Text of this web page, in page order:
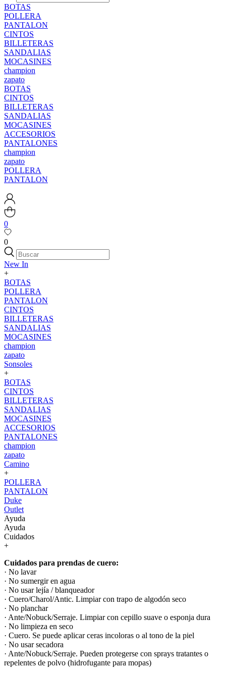
BOTAS
POLLERA
PANTALON
CINTOS
BILLETERAS
SANDALIAS
MOCASINES
champion
zapato
BOTAS
CINTOS
BILLETERAS
SANDALIAS
MOCASINES
ACCESORIOS
PANTALONES
champion
zapato
POLLERA
PANTALON
0
0
New In
+
BOTAS
POLLERA
PANTALON
CINTOS
BILLETERAS
SANDALIAS
MOCASINES
champion
zapato
Sonsoles
+
BOTAS
CINTOS
BILLETERAS
SANDALIAS
MOCASINES
ACCESORIOS
PANTALONES
champion
zapato
Camino
+
POLLERA
PANTALON
Duke
Outlet
Ayuda
Ayuda
Cuidados
+
Cuidados para prendas de cuero:
· No lavar
· No sumergir en agua
· No usar lejía / blanqueador
· Cuero/Charol/Antic. Limpiar con trapo de algodón seco
· No planchar
· Ante/Nobuck/Serraje. Limpiar con cepillo suave o esponja dura
· No limpieza en seco
· Cuero. Se puede aplicar ceras incoloras o al tono de la piel
· No usar secadora
· Ante/Nobuck/Serraje. Pueden protegerse con sprays tratantes o
repelentes de polvo (hidrofugante para mopas)